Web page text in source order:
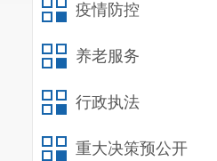
疫情防控
养老服务
行政执法
重大决策预公开